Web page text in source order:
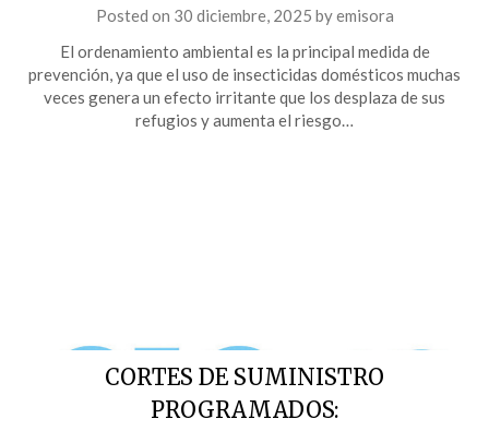
Posted on 30 diciembre, 2025 byemisora
El ordenamiento ambiental es la principal medida de
prevención, ya que el uso de insecticidas domésticos muchas
veces genera un efecto irritante que los desplaza de sus
refugios y aumenta el riesgo…
CORTES DE SUMINISTRO
PROGRAMADOS: